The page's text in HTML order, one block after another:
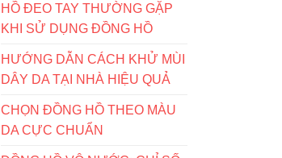
HỒ ĐEO TAY THƯỜNG GẶP
KHI SỬ DỤNG ĐỒNG HỒ
HƯỚNG DẪN CÁCH KHỬ MÙI
DÂY DA TẠI NHÀ HIỆU QUẢ
CHỌN ĐỒNG HỒ THEO MÀU
DA CỰC CHUẨN